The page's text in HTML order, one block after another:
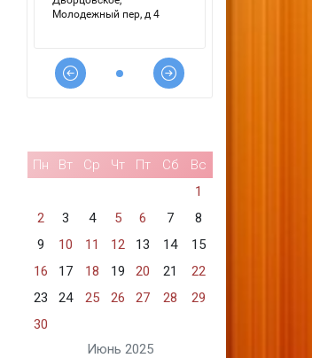
Июнь 2025
Пн Вт Ср Чт Пт Сб
Вс
1
2
3 4 5 6 7
8
9
10 11 12 13 14
15
16
17 18 19 20 21
22
23
24 25 26 27 28
29
30